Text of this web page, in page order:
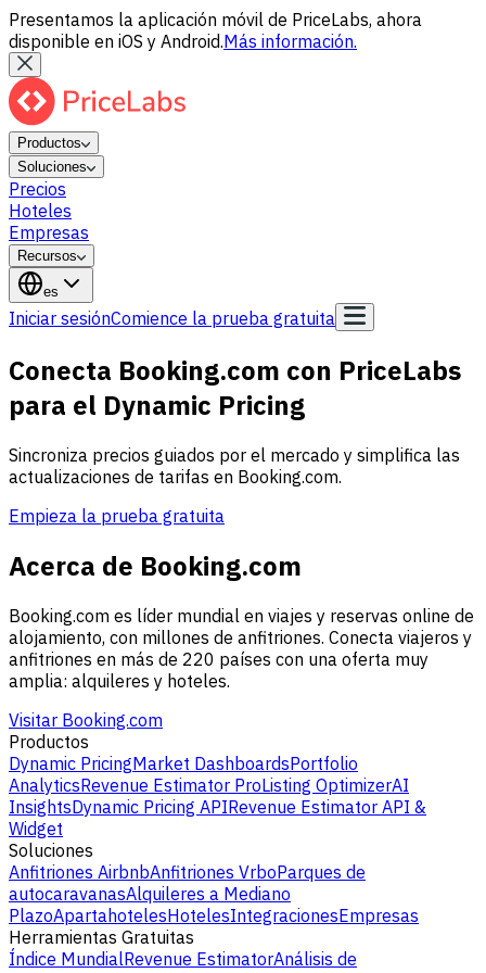
Presentamos la aplicación móvil de PriceLabs, ahora
disponible en iOS y Android.Más información.
Productos
Soluciones
Precios
Hoteles
Empresas
Recursos
es
Iniciar sesiónComience la prueba gratuita
Conecta Booking.com con PriceLabs
para el Dynamic Pricing
Sincroniza precios guiados por el mercado y simplifica las
actualizaciones de tarifas en Booking.com.
Empieza la prueba gratuita
Acerca de Booking.com
Booking.com es líder mundial en viajes y reservas online de
alojamiento, con millones de anfitriones. Conecta viajeros y
anfitriones en más de 220 países con una oferta muy
amplia: alquileres y hoteles.
Visitar Booking.com
Productos
Dynamic PricingMarket DashboardsPortfolio
AnalyticsRevenue Estimator ProListing OptimizerAI
InsightsDynamic Pricing APIRevenue Estimator API &
Widget
Soluciones
Anfitriones AirbnbAnfitriones VrboParques de
autocaravanasAlquileres a Mediano
PlazoApartahotelesHotelesIntegracionesEmpresas
Herramientas Gratuitas
Índice MundialRevenue EstimatorAnálisis de